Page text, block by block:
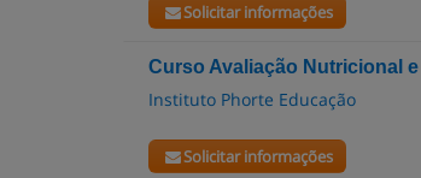
Solicitar informações
Curso Avaliação Nutricional
Instituto Phorte Educação
Solicitar informações